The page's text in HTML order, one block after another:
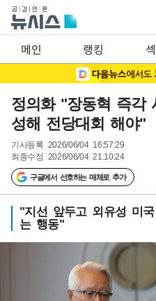
메인 랭킹
정의화 "장동혁 즉각
성해 전당대회 해야"
기사등록 2026/06/04 16:57:29
최종수정 2026/06/04 21:10:24
구글에서 선호하는 매체로 추가
"지선 앞두고 외유성 미
는 행동"